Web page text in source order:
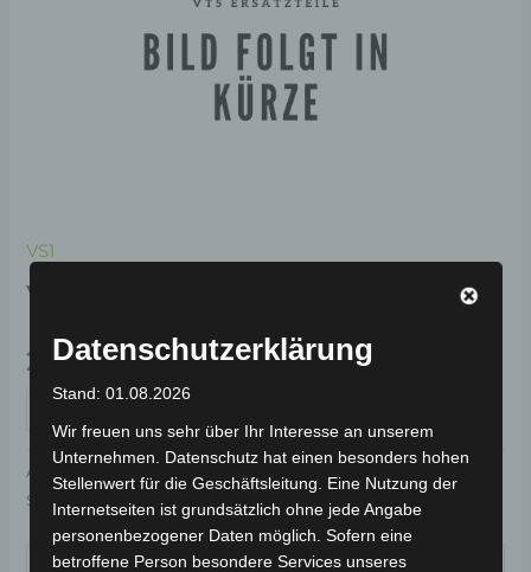
VS1
VS1 ZÜNDSCHLOSS-SET
29,00€ *
Artikelnummer:
Schlagwort:
Bedienelemente
Garantiert sicherer Checkout
Datenschutzerklärung
Stand: 01.08.2026
Wir freuen uns sehr über Ihr Interesse an unserem
Unternehmen. Datenschutz hat einen besonders hohen
Stellenwert für die Geschäftsleitung. Eine Nutzung der
Internetseiten ist grundsätzlich ohne jede Angabe
personenbezogener Daten möglich. Sofern eine
betroffene Person besondere Services unseres